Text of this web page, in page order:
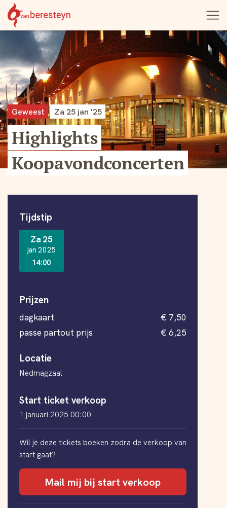
Navigatie
overslaan
Theater
vanBeresteyn
Open
Geweest Za 25 jan '25
Highlights
Koopavondconcerten
Tijdstip
Za 25
jan 2025
14:00
Prijzen
dagkaart
€ 7,50
passe partout prijs
€ 6,25
Locatie
Nedmagzaal
Start ticket verkoop
1 januari 2025 00:00
Wil je deze tickets boeken zodra de verkoop van
start gaat?
Mail mij bij start verkoop